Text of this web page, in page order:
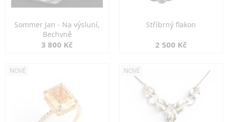
Sommer Jan - Na výsluní,
Bechyně
3 800 Kč
Stříbrný flakon
2 500 Kč
NOVÉ NOVÉ